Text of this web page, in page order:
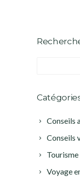
Conseils
Conseils
Voyage